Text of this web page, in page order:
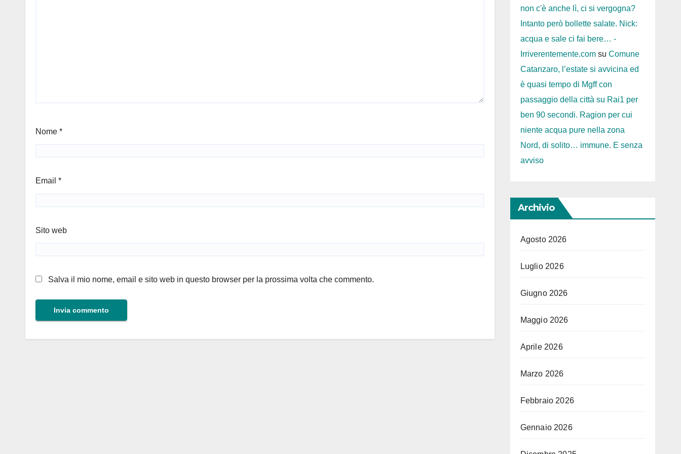
Nome *
Email *
Sito web
Salva il mio nome, email e sito web in questo browser per la prossima volta che commento.
non c'è anche lì, ci si vergogna?
Intanto però bollette salate. Nick:
acqua e sale ci fai bere… -
Irriverentemente.comsu Comune
Catanzaro, l’estate si avvicina ed
è quasi tempo di Mgff con
passaggio della città su Rai1 per
ben 90 secondi. Ragion per cui
niente acqua pure nella zona
Nord, di solito… immune. E senza
avviso
Archivio
Agosto 2026
Luglio 2026
Giugno 2026
Maggio 2026
Aprile 2026
Marzo 2026
Febbraio 2026
Gennaio 2026